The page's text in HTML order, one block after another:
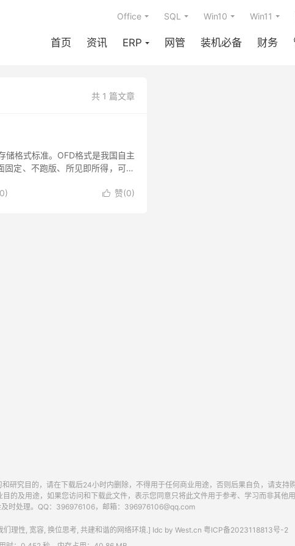
首页 资讯 ERP 网管 装机必备 财务
Office SQL Win10 Win11
共 1 篇文章
储格式标准。OFD格式是我国自主
定、不跑版、所见即所得，可以
 赞(0)
究目的，请在下载后24小时内删除，不得用于任何商业用途，否则后果自负，请支持购
的及用途，如果您访问和下载此文件，表示您同意只将此文件用于参考、学习而非其他用
时处理。QQ：396976106，邮箱：396976106@qq.com
理性, 宽容, 换位思考, 共建和谐的网络环境.] Idc by West.cn 粤ICP备2023118813号-2